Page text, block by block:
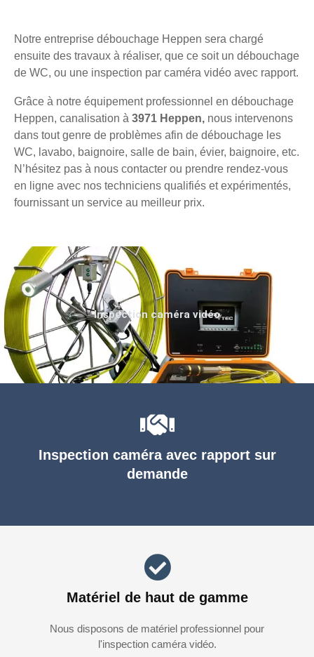
Notre entreprise débouchage Heppen sera chargé
ensuite des travaux à réaliser, que ce soit un débouchage
de WC, ou une inspection par caméra vidéo avec rapport.
Grâce à notre équipement professionnel en débouchage
Heppen, canalisation à 3971 Heppen, nous intervenons
dans tout genre de problèmes afin de débouchage les
WC, lavabo, baignoire, salle de bain, évier, baignoire, etc.
N’hésitez pas à nous contacter ou prendre rendez-vous
en ligne avec nos techniciens qualifiés et expérimentés,
fournissant un service au meilleur prix.
Inspection caméra avec rapport sur
demande
Matériel de haut de gamme
Nous disposons de matériel professionnel pour
l'inspection caméra vidéo.
Inspection caméra vidéo